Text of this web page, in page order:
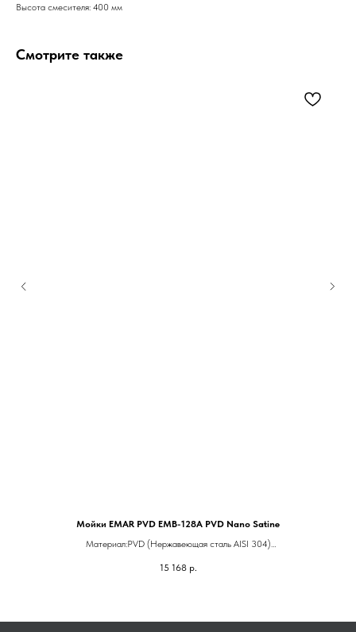
Высота смесителя: 400 мм
Смотрите также
Мойки EMAR PVD EMB-128A PVD Nano Satine
Материал:PVD (Нержавеющая сталь AISI 304)
15 168 р.